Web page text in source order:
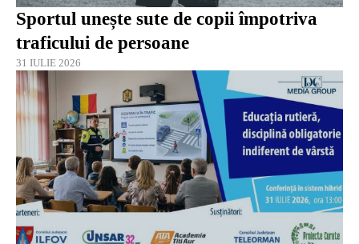
Sportul unește sute de copii împotriva
traficului de persoane
31 IULIE 2026